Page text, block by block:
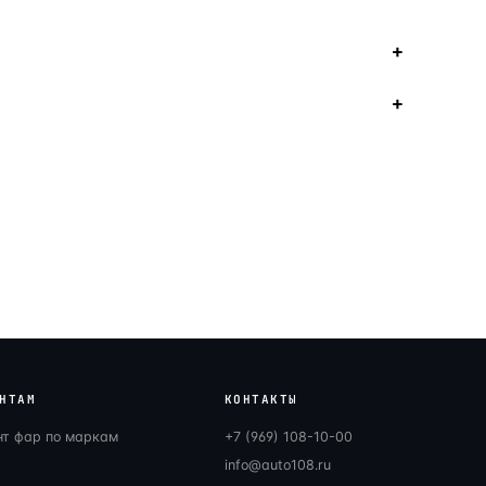
фар по маркам
КОНТАКТЫ
+7 (969) 108-10-00
info@auto108.ru